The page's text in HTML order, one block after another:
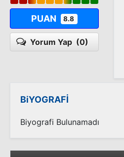
PUAN 8.8
Yorum Yap (0)
BiYOGRAFİ
Biyografi Bulunamadı